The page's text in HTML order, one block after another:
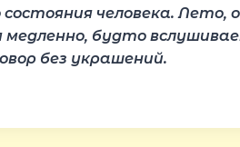
человека. Лето,
будто
без украшений.